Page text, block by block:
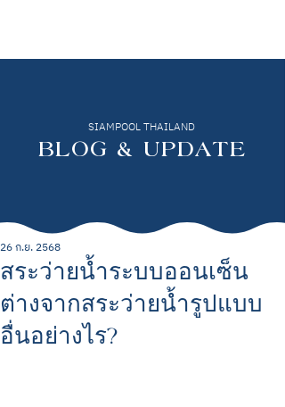
SIAMPOOL THAILAND
BLOG & UPDATE
สระว่ายน้ำระบบออนเซ็น
ต่างจากสระว่ายน้ำรูปแบบ
อื่นอย่างไร?
26 ก.ย. 2568